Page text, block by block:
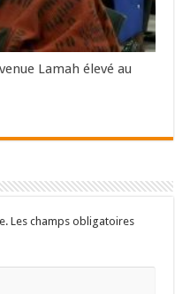
Lamah élevé au
Les champs obligatoires